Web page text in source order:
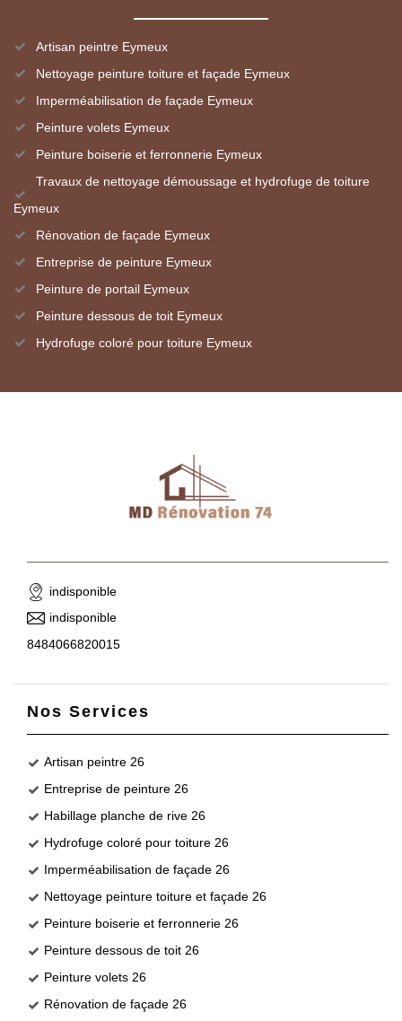
Artisan peintre Eymeux
Nettoyage peinture toiture et façade Eymeux
Imperméabilisation de façade Eymeux
Peinture volets Eymeux
Peinture boiserie et ferronnerie Eymeux
Travaux de nettoyage démoussage et hydrofuge de toiture
Eymeux
Rénovation de façade Eymeux
Entreprise de peinture Eymeux
Peinture de portail Eymeux
Peinture dessous de toit Eymeux
Hydrofuge coloré pour toiture Eymeux
indisponible
indisponible
8484066820015
Nos Services
Artisan peintre 26
Entreprise de peinture 26
Habillage planche de rive 26
Hydrofuge coloré pour toiture 26
Imperméabilisation de façade 26
Nettoyage peinture toiture et façade 26
Peinture boiserie et ferronnerie 26
Peinture dessous de toit 26
Peinture volets 26
Rénovation de façade 26